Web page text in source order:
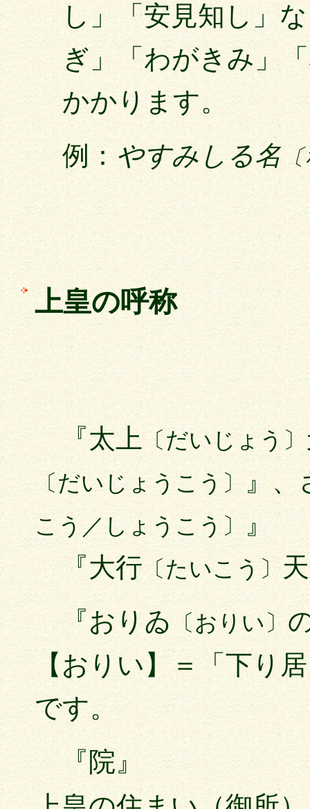
し」「安見知し」
ぎ」「わがきみ」
かかります。
例：やすみしる名
上皇の呼称
『太上 〔だいじょう〕
〔だいじょうこう〕』、
こう／しょうこう〕』
『大行〔たいこう〕
『おりゐ〔おりい〕
【おりい】＝「下り
です。
『院』